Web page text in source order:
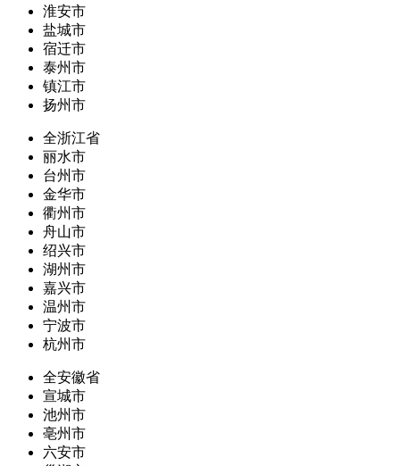
淮安市
盐城市
宿迁市
泰州市
镇江市
扬州市
全浙江省
丽水市
台州市
金华市
衢州市
舟山市
绍兴市
湖州市
嘉兴市
温州市
宁波市
杭州市
全安徽省
宣城市
池州市
亳州市
六安市